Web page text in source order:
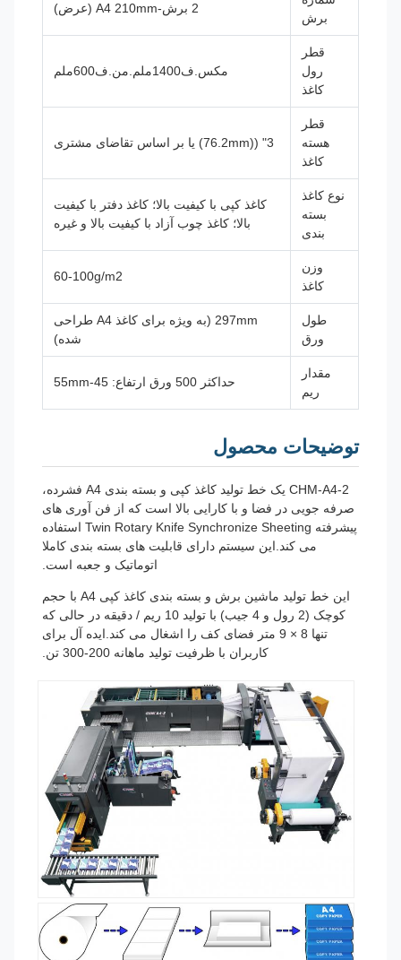
مکس.ف1400ملم.من.ف600ملم
نوع کاغذ
کاغذ کپی با کیفیت بالا؛ کاغذ دفتر با کیفیت
بالا؛ کاغذ چوب آزاد با کیفیت بالا و غیره
60-100g/m2
297mm (به ویژه برای کاغذ A4 طراحی
حداکثر 500 ورق ارتفاع: 45-55mm
توضیحات محصول
CHM-A4-2 یک خط تولید کاغذ کپی و بسته بندی A4 فشرده،
صرفه جویی در فضا و با کارایی بالا است که از فن آوری های
پیشرفته Twin Rotary Knife Synchronize Sheeting استفاده
می کند.این سیستم دارای قابلیت های بسته بندی کاملا
اتوماتیک و جعبه است.
این خط تولید ماشین برش و بسته بندی کاغذ کپی A4 با حجم
کوچک (2 رول و 4 جیب) با تولید 10 ریم / دقیقه در حالی که
تنها 8 × 9 متر فضای کف را اشغال می کند.ایده آل برای
کاربران با ظرفیت تولید ماهانه 200-300 تن.